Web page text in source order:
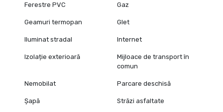
Ferestre PVC Gaz
Geamuri termopan Glet
Iluminat stradal Internet
Izolație exterioară
Mijloace de transport în
comun
Nemobilat Parcare deschisă
Șapă Străzi asfaltate